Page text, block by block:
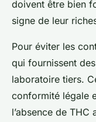
doivent être bien
signe de leur
Pour éviter les
qui fournissent
laboratoire tiers.
conformité légale
l’absence de